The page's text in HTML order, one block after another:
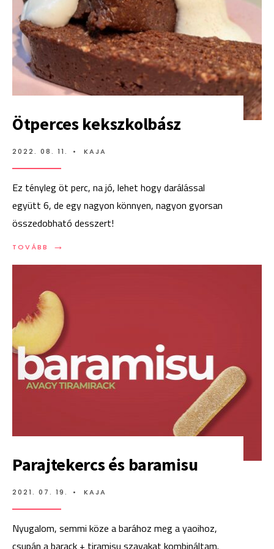
Ötperces kekszkolbász
2022. 08. 11. • KAJA
Ez tényleg öt perc, na jó, lehet hogy darálással
együtt 6, de egy nagyon könnyen, nagyon gyorsan
összedobható desszert!
TOVÁBB →
TOVÁBB:
Parajtekercs és baramisu
2021. 07. 19. • KAJA
Nyugalom, semmi köze a barához meg a yaoihoz,
csupán a barack + tiramisu szavakat kombináltam.